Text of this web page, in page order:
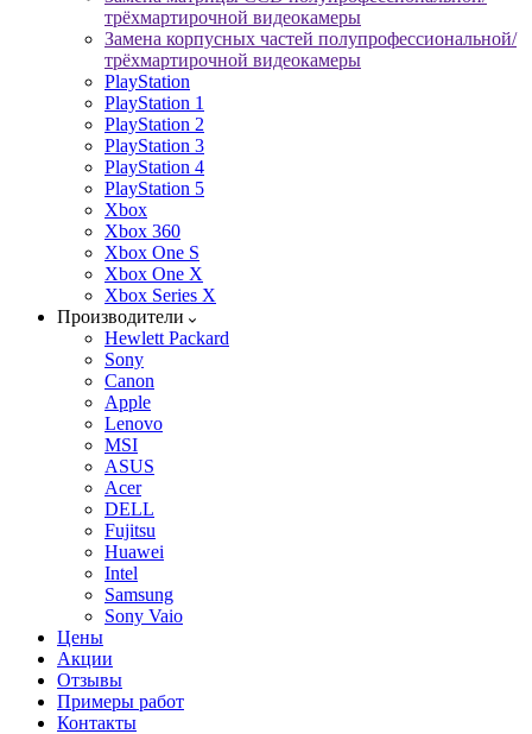
трёхмартирочной видеокамеры
Замена корпусных частей полупрофессиональной/
трёхмартирочной видеокамеры
PlayStation
PlayStation 1
PlayStation 2
PlayStation 3
PlayStation 4
PlayStation 5
Xbox
Xbox 360
Xbox One S
Xbox One X
Xbox Series X
Производители
Hewlett Packard
Sony
Canon
Apple
Lenovo
MSI
ASUS
Acer
DELL
Fujitsu
Huawei
Intel
Samsung
Sony Vaio
Цены
Акции
Отзывы
Примеры работ
Контакты